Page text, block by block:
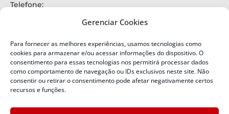
Gerenciar Cookies
Para fornecer as melhores experiências, usamos tecnologias como
cookies para armazenar e/ou acessar informações do dispositivo. O
consentimento para essas tecnologias nos permitirá processar dados
como comportamento de navegação ou IDs exclusivos neste site. Não
consentir ou retirar o consentimento pode afetar negativamente certos
recursos e funções.
Telefone:
Alertas Defesa Civil:
SMS 40199
ENDEREÇO
Defesa Civil do Estado de Santa Catarina